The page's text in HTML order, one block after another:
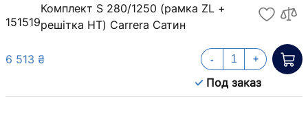
151519
Комплект S 280/1250 (рамка ZL +
решітка НТ) Carrera Сатин
6 513 ₴
Под заказ
- +